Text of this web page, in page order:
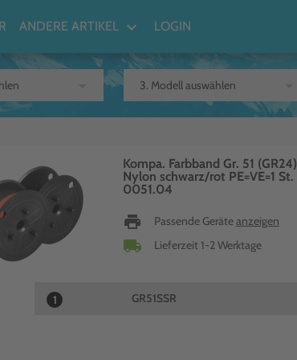
ANDERE ARTIKEL keyboard_arrow_down LOGIN
Kompa. Farbband Gr. 51 (GR24)
Nylon schwarz/rot PE=VE=1 St.
0051.04
print Passende Geräteanzeigen
local_shipping Lieferzeit 1-2 Werktage
1 GR51SSR